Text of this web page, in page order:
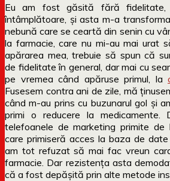
Eu am fost găsită fără fidelitate,
întâmplătoare, și asta m-a
nebună care se ceartă din senin cu
la farmacie, care nu mi-au mai urat
apărarea mea, trebuie să spun că
de fidelitate în general, dar mai cu
pe vremea când apăruse primul, la
Fusesem contra ani de zile, mă
când m-au prins cu buzunarul gol și
primi o reducere la medicamente.
telefoanele de marketing primite de
care primiseră acces la baza de
am tot refuzat să mai fac vreun
farmacie. Dar rezistența asta
că a fost depășită prin alte metode